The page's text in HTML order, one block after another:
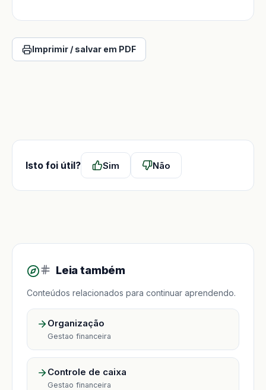
Imprimir / salvar em PDF
Isto foi útil? Sim Não
Leia também
Conteúdos relacionados para continuar aprendendo.
Organização
Gestao financeira
Controle de caixa
Gestao financeira